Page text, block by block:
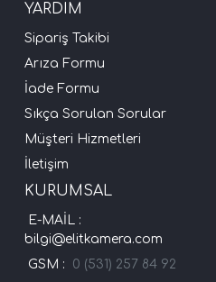
YARDIM
Sipariş Takibi
Arıza Formu
İade Formu
Sıkça Sorulan Sorular
Müşteri Hizmetleri
İletişim
KURUMSAL
E-MAİL :
bilgi@elitkamera.com
GSM : 0 (531) 257 84 92